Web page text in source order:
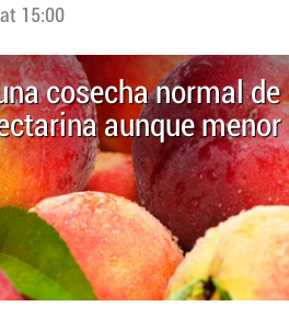
15:00
cosecha normal de
aunque menor